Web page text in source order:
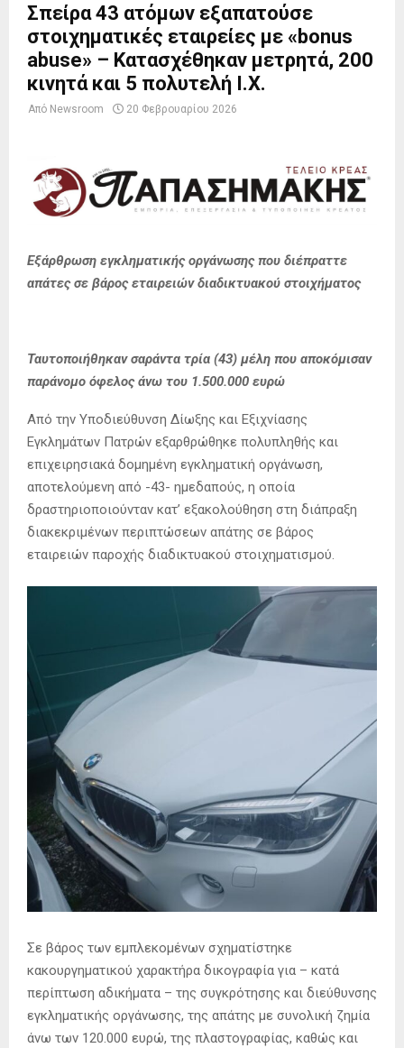
Σπείρα 43 ατόμων εξαπατούσε
στοιχηματικές εταιρείες με «bonus
abuse» – Κατασχέθηκαν μετρητά, 200
κινητά και 5 πολυτελή Ι.Χ.
Από Newsroom 20 Φεβρουαρίου 2026
Εξάρθρωση εγκληματικής οργάνωσης που διέπραττε
απάτες σε βάρος εταιρειών διαδικτυακού στοιχήματος
Ταυτοποιήθηκαν σαράντα τρία (43) μέλη που αποκόμισαν
παράνομο όφελος άνω του 1.500.000 ευρώ
Από την Υποδιεύθυνση Δίωξης και Εξιχνίασης
Εγκλημάτων Πατρών εξαρθρώθηκε πολυπληθής και
επιχειρησιακά δομημένη εγκληματική οργάνωση,
αποτελούμενη από -43- ημεδαπούς, η οποία
δραστηριοποιούνταν κατ’ εξακολούθηση στη διάπραξη
διακεκριμένων περιπτώσεων απάτης σε βάρος
εταιρειών παροχής διαδικτυακού στοιχηματισμού.
Σε βάρος των εμπλεκομένων σχηματίστηκε
κακουργηματικού χαρακτήρα δικογραφία για – κατά
περίπτωση αδικήματα – της συγκρότησης και διεύθυνσης
εγκληματικής οργάνωσης, της απάτης με συνολική ζημία
άνω των 120.000 ευρώ, της πλαστογραφίας, καθώς και